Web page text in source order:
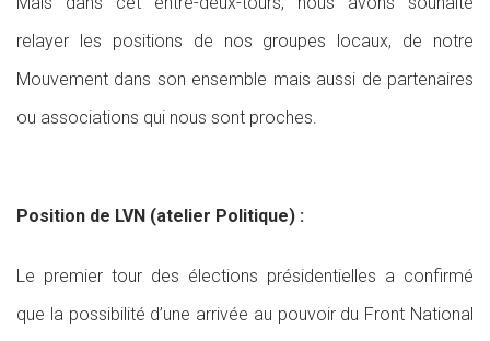
relayer les positions de nos groupes locaux, de notre
Mouvement dans son ensemble mais aussi de partenaires
ou associations qui nous sont proches.
Position de LVN (atelier Politique) :
Le premier tour des élections présidentielles a confirmé
que la possibilité d’une arrivée au pouvoir du Front National